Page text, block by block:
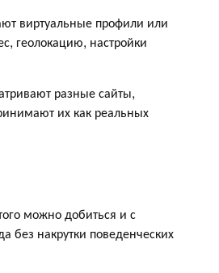
виртуальные профили или
геолокацию, настройки
разные сайты,
их как реальных
можно добиться и с
без накрутки поведенческих